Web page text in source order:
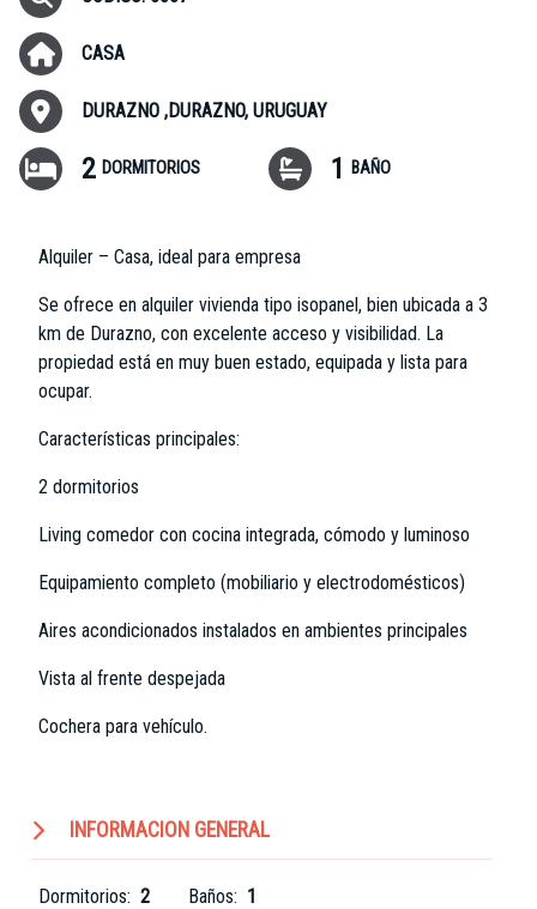
CASA
DURAZNO ,DURAZNO, URUGUAY
2 DORMITORIOS 1 BAÑO
Alquiler – Casa, ideal para empresa
Se ofrece en alquiler vivienda tipo isopanel, bien ubicada a 3
km de Durazno, con excelente acceso y visibilidad. La
propiedad está en muy buen estado, equipada y lista para
ocupar.
Características principales:
2 dormitorios
Living comedor con cocina integrada, cómodo y luminoso
Equipamiento completo (mobiliario y electrodomésticos)
Aires acondicionados instalados en ambientes principales
Vista al frente despejada
Cochera para vehículo.
INFORMACION GENERAL
Dormitorios: 2 Baños: 1